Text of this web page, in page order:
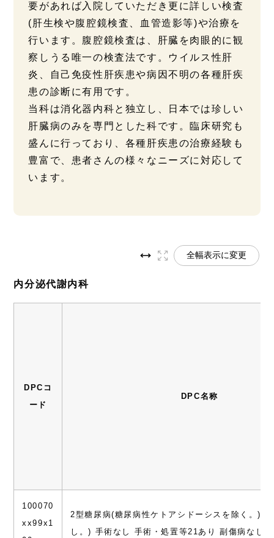
要があれば入院していただき更に詳しい検査
(肝生検や腹腔鏡検査、血管造影等)や治療を
行います。腹腔鏡検査は、肝臓を肉眼的に観
察しうる唯一の検査法です。ウイルス性肝
炎、自己免疫性肝疾患や病因不明の各種肝疾
患の診断に有用です。
当科は消化器内科と独立し、日本では珍しい
肝臓病のみを専門とした科です。臨床研究も
盛んに行っており、各種肝疾患の治療経験も
豊富で、患者さんの様々なニーズに対応して
います。
全幅表示に変更
内分泌代謝内科
DPCコ
ード
DPC名称
100070
xx99x1
2型糖尿病(糖尿病性ケトアシドーシスを除く。)(
し。) 手術なし 手術・処置等21あり 副傷病なし